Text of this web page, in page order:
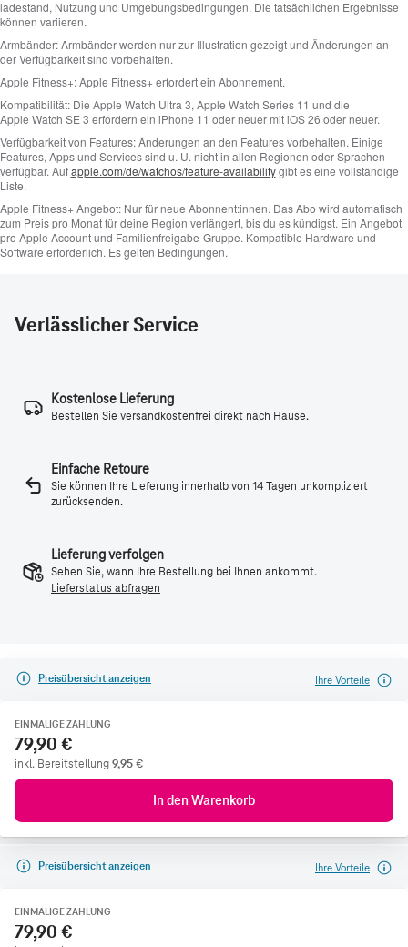
Verlässlicher Service
Kostenlose Lieferung
Bestellen Sie versandkostenfrei direkt nach Hause.
Einfache Retoure
Sie können Ihre Lieferung innerhalb von 14 Tagen unkompliziert
zurücksenden.
Lieferung verfolgen
Sehen Sie, wann Ihre Bestellung bei Ihnen ankommt.
Lieferstatus abfragen
Preisübersicht anzeigen Ihre Vorteile
EINMALIGE ZAHLUNG
79,90 €
inkl. Bereitstellung9,95€
In den Warenkorb
UNSERE EMPFEHLUNG
Smart Connect M mit Top-Gerät
Preisübersicht anzeigen Ihre Vorteile
EINMALIGE ZAHLUNG
79,90 €